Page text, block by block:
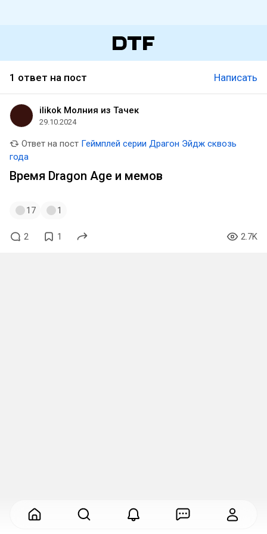
1 ответ на пост Написать
ilikok Молния из Тачек
29.10.2024
Ответ на пост Геймплей серии Драгон Эйдж сквозь
года
Время Dragon Age и мемов
17 1
2 1 2.7K